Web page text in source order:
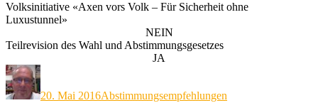
Volksinitiative «Axen vors Volk – Für Sicherheit ohne
Luxustunnel»
NEIN
Teilrevision des Wahl und Abstimmungsgesetzes
JA
Autor
Veröffentlicht
am
20. Mai 2016Abstimmungsempfehlungen